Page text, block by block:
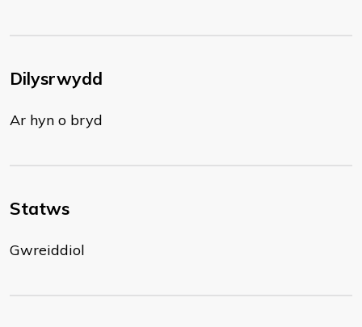
Dilysrwydd
Ar hyn o bryd
Statws
Gwreiddiol